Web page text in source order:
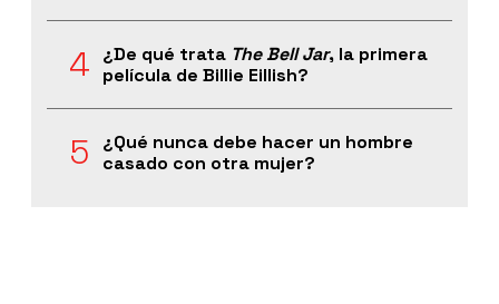
¿De qué trata The Bell Jar, la primera
película de Billie Eillish?
¿Qué nunca debe hacer un hombre
casado con otra mujer?